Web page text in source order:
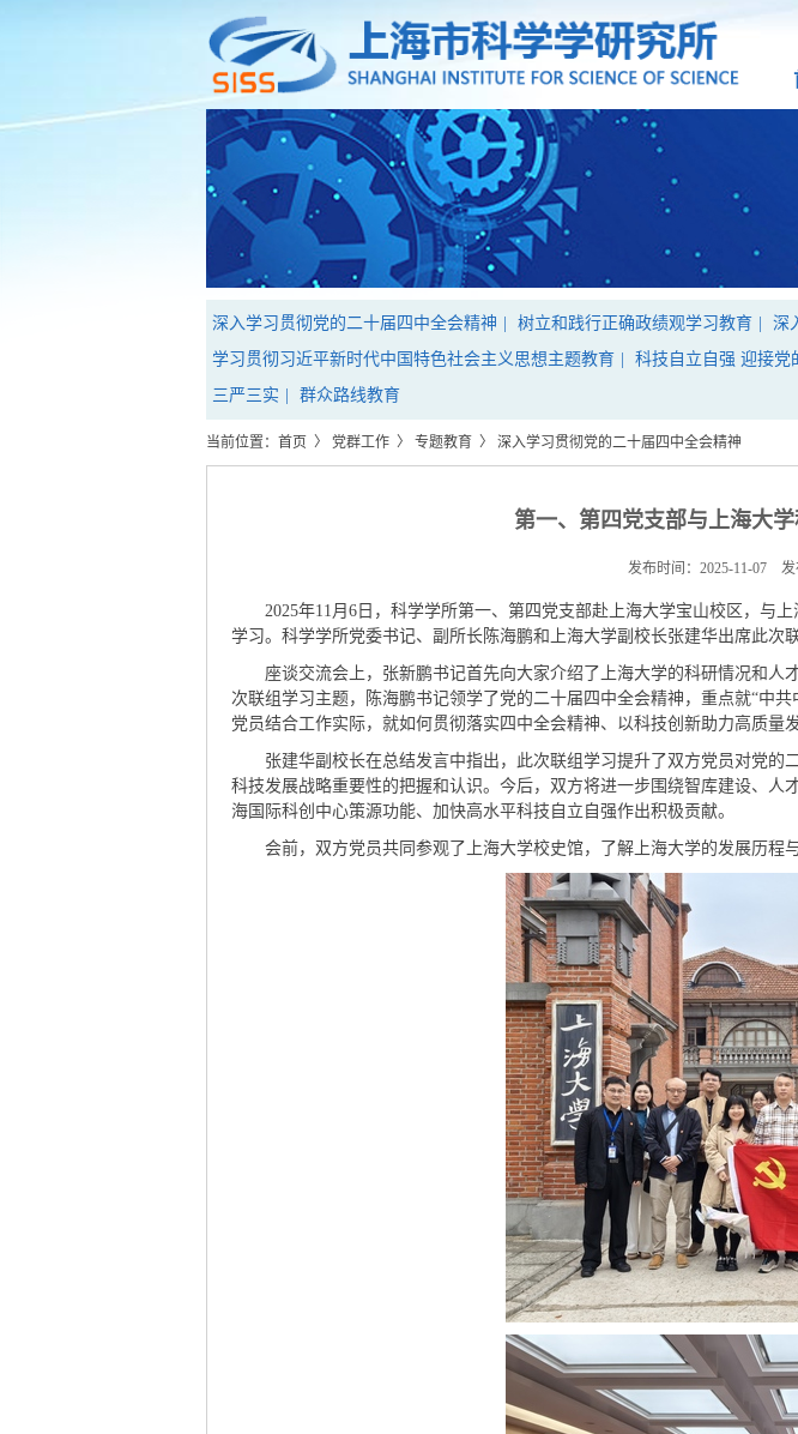
深入学习贯彻党的二十届四中全会精神 树立和践行正确政绩观学习教育 深
学习贯彻习近平新时代中国特色社会主义思想主题教育
科技自立自强 迎接党
三严三实
群众路线教育
当前位置： 首页 〉 党群工作 〉 专题教育 〉 深入学习贯彻党的二十届四中全会精神
第一、第四党支部与上海大
发布时间：2025-11-07
2025年11月6日，科学学所第一、第四党支部赴上海大学宝山校区，与
学习。科学学所党委书记、副所长陈海鹏和上海大学副校长张建华出席此次
座谈交流会上，张新鹏书记首先向大家介绍了上海大学的科研情况和人
次联组学习主题，陈海鹏书记领学了党的二十届四中全会精神，重点就“中
党员结合工作实际，就如何贯彻落实四中全会精神、以科技创新助力高质量
张建华副校长在总结发言中指出，此次联组学习提升了双方党员对党的
科技发展战略重要性的把握和认识。今后，双方将进一步围绕智库建设、
海国际科创中心策源功能、加快高水平科技自立自强作出积极贡献。
会前，双方党员共同参观了上海大学校史馆，了解上海大学的发展历程与